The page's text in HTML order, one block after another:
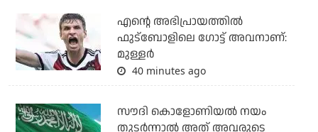
എന്റെ അഭിപ്രായത്തില്‍
ഫുട്‌ബോളിലെ ഗോട്ട് അവനാണ്:
മുള്ളര്‍
40 minutes ago
സൗദി കൊളോണിയല്‍ നയം
തുടര്‍ന്നാല്‍ അത് അവരുടെ